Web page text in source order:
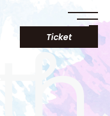
Ticket